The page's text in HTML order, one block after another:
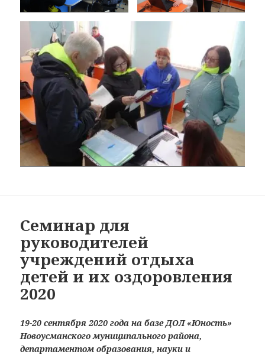
Семинар для
руководителей
учреждений отдыха
детей и их оздоровления
2020
19-20 сентября 2020 года на базе ДОЛ «Юность»
Новоусманского муниципального района,
департаментом образования, науки и